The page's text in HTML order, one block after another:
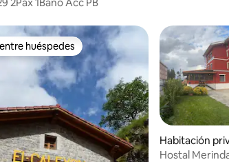
huéspedes
huéspedes
Habitación
o
Hostal